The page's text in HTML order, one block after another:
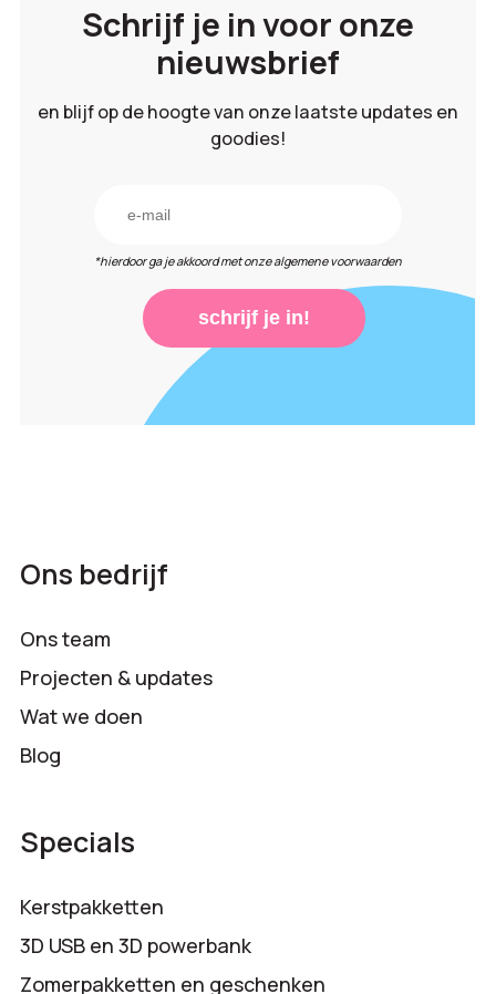
Schrijf je in voor onze
nieuwsbrief
en blijf op de hoogte van onze laatste updates en
goodies!
*hierdoor ga je akkoord met onze algemene voorwaarden
schrijf je in!
Ons bedrijf
Ons team
Projecten & updates
Wat we doen
Blog
Specials
Kerstpakketten
3D USB en 3D powerbank
Zomerpakketten en geschenken